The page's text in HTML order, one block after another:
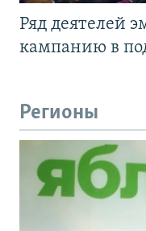
Ряд деятелей
кампанию в
Регионы